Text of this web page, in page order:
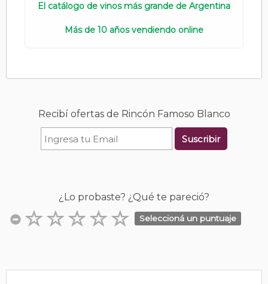
El catálogo de vinos más grande de Argentina
Más de 10 años vendiendo online
Recibí ofertas de Rincón Famoso Blanco
Suscribir
¿Lo probaste? ¿Qué te pareció?
Seleccioná un puntuaje